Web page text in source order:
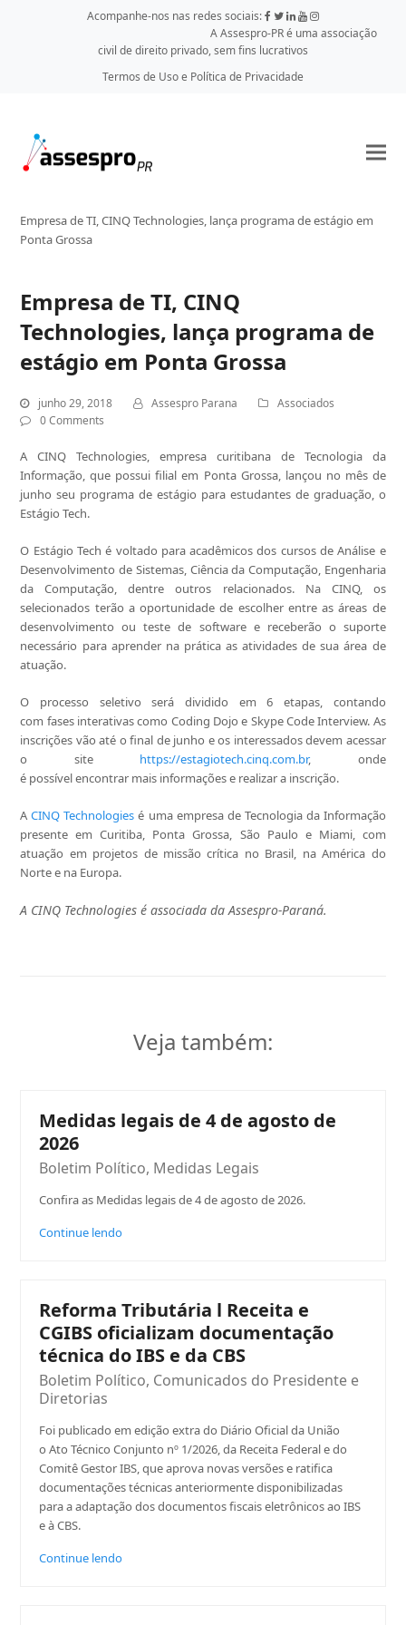
Acompanhe-nos nas redes sociais:
A Assespro-PR é uma associação
civil de direito privado, sem fins lucrativos
Termos de Uso e Política de Privacidade
Empresa de TI, CINQ Technologies, lança programa de estágio em
Ponta Grossa
Empresa de TI, CINQ
Technologies, lança programa de
estágio em Ponta Grossa
junho 29, 2018 Assespro Parana
Associados
0 Comments
A CINQ Technologies, empresa curitibana de Tecnologia da
Informação, que possui filial em Ponta Grossa, lançou no mês de
junho seu programa de estágio para estudantes de graduação, o
Estágio Tech.
O Estágio Tech é voltado para acadêmicos dos cursos de Análise e
Desenvolvimento de Sistemas, Ciência da Computação, Engenharia
da Computação, dentre outros relacionados. Na CINQ, os
selecionados terão a oportunidade de escolher entre as áreas de
desenvolvimento ou teste de software e receberão o suporte
necessário para aprender na prática as atividades de sua área de
atuação.
O processo seletivo será dividido em 6 etapas, contando
com fases interativas como Coding Dojo e Skype Code Interview. As
inscrições vão até o final de junho e os interessados devem acessar
o site https://estagiotech.cinq.com.br, onde
é possível encontrar mais informações e realizar a inscrição.
ACINQ Technologies é uma empresa de Tecnologia da Informação
presente em Curitiba, Ponta Grossa, São Paulo e Miami, com
atuação em projetos de missão crítica no Brasil, na América do
Norte e na Europa.
A CINQ Technologies é associada da Assespro-Paraná.
Veja também:
Medidas legais de 4 de agosto de
2026
Boletim Político, Medidas Legais
Confira as Medidas legais de 4 de agosto de 2026.
Continue lendo
Reforma Tributária l Receita e
CGIBS oficializam documentação
técnica do IBS e da CBS
Boletim Político, Comunicados do Presidente e
Diretorias
Foi publicado em edição extra do Diário Oficial da União
o Ato Técnico Conjunto nº 1/2026, da Receita Federal e do
Comitê Gestor IBS, que aprova novas versões e ratifica
documentações técnicas anteriormente disponibilizadas
para a adaptação dos documentos fiscais eletrônicos ao IBS
e à CBS.
Continue lendo